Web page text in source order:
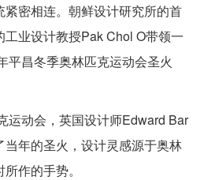
密相连。朝鲜设计研究所的首
业设计教授Pak Chol O带领一
平昌冬季奥林匹克运动会圣火
运动会，英国设计师Edward Bar
年的圣火，设计灵感源于奥林
作的手势。